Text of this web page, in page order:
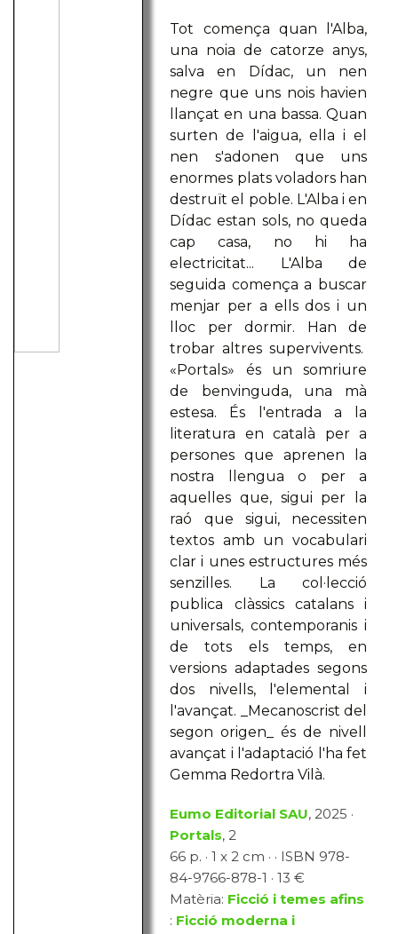
Tot comença quan l'Alba,
una noia de catorze anys,
salva en Dídac, un nen
negre que uns nois havien
llançat en una bassa. Quan
surten de l'aigua, ella i el
nen s'adonen que uns
enormes plats voladors han
destruït el poble. L'Alba i en
Dídac estan sols, no queda
cap casa, no hi ha
electricitat... L'Alba de
seguida comença a buscar
menjar per a ells dos i un
lloc per dormir. Han de
trobar altres supervivents.
«Portals» és un somriure
de benvinguda, una mà
estesa. És l'entrada a la
literatura en català per a
persones que aprenen la
nostra llengua o per a
aquelles que, sigui per la
raó que sigui, necessiten
textos amb un vocabulari
clar i unes estructures més
senzilles. La col·lecció
publica clàssics catalans i
universals, contemporanis i
de tots els temps, en
versions adaptades segons
dos nivells, l'elemental i
l'avançat. _Mecanoscrist del
segon origen_ és de nivell
avançat i l'adaptació l'ha fet
Gemma Redortra Vilà.
Eumo Editorial SAU, 2025 ·
Portals, 2
66 p. · 1 x 2 cm · · ISBN 978-
84-9766-878-1 · 13 €
Matèria: Ficció i temes afins
: Ficció moderna i